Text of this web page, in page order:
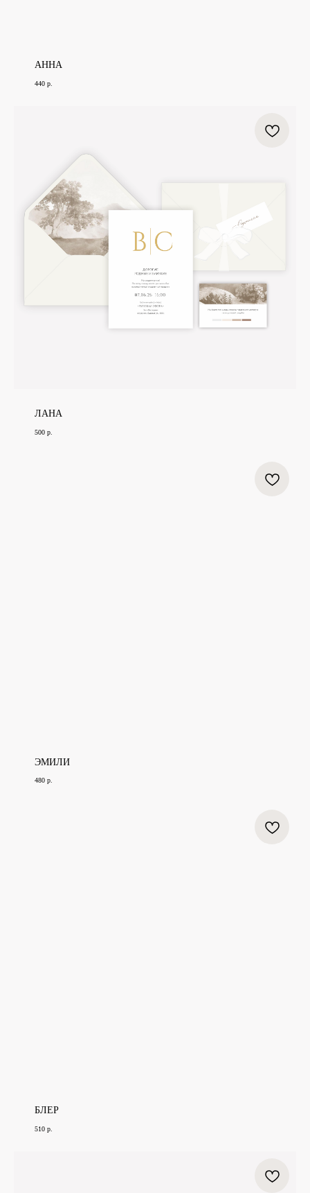
АННА
440 р.
ЛАНА
500 р.
ЭМИЛИ
480 р.
БЛЕР
510 р.